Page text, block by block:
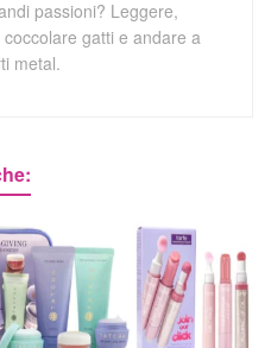
passioni? Leggere,
gatti e andare a
metal.